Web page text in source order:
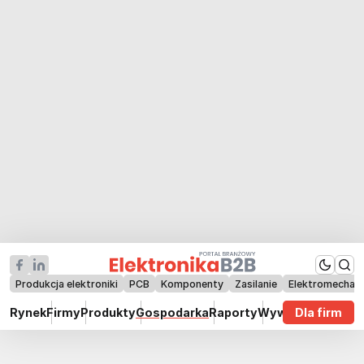
Produkcja elektroniki PCB Komponenty Zasilanie
RynekFirmyProduktyGospodarkaRaportyWywiadyDla firm